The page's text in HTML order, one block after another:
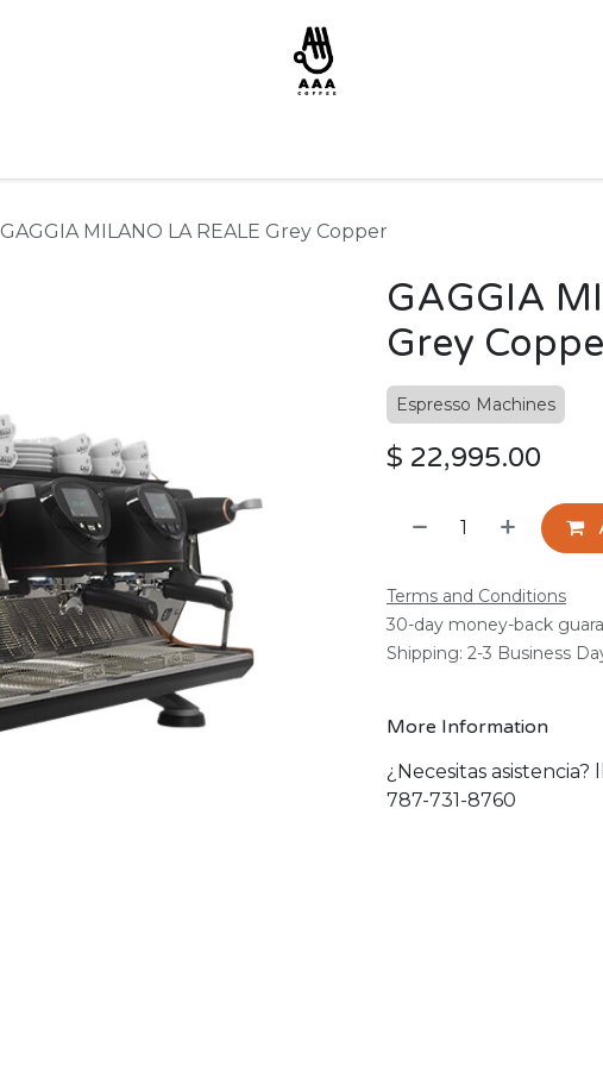
GAGGIA MILANO LA REALE Grey Copper
GAGGIA
Grey
Espresso Machines
$ 22,995.00
Terms and Conditions
30-day money-back
Shipping: 2-3 Business
More Information
¿Necesitas
787-731-8760